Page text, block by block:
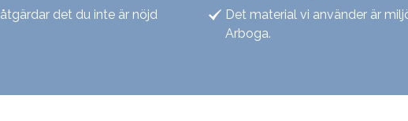
det du inte är nöjd
Det material vi använder är
Arboga.